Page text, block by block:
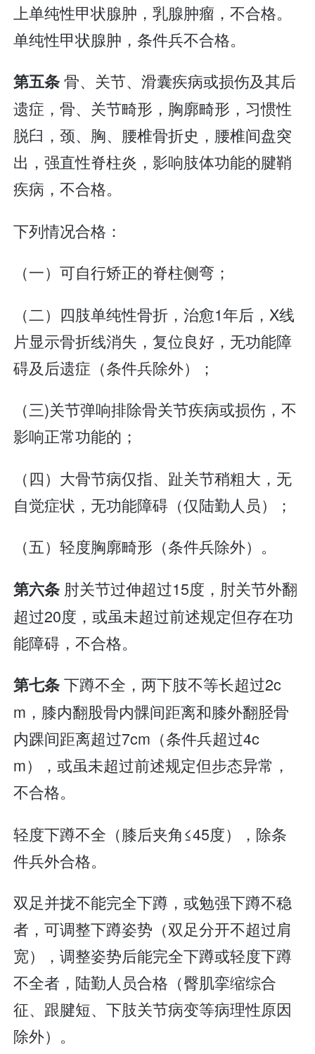
上单纯性甲状腺肿，乳腺肿瘤，不合格。
单纯性甲状腺肿，条件兵不合格。
第五条骨、关节、滑囊疾病或损伤及其后
遗症，骨、关节畸形，胸廓畸形，习惯性
脱臼，颈、胸、腰椎骨折史，腰椎间盘突
出，强直性脊柱炎，影响肢体功能的腱鞘
疾病，不合格。
下列情况合格：
（一）可自行矫正的脊柱侧弯；
（二）四肢单纯性骨折，治愈1年后，X线
片显示骨折线消失，复位良好，无功能障
碍及后遗症（条件兵除外）；
（三)关节弹响排除骨关节疾病或损伤，不
影响正常功能的；
（四）大骨节病仅指、趾关节稍粗大，无
自觉症状，无功能障碍（仅陆勤人员）；
（五）轻度胸廓畸形（条件兵除外）。
第六条 肘关节过伸超过15度，肘关节外翻
超过20度，或虽未超过前述规定但存在功
能障碍，不合格。
第七条下蹲不全，两下肢不等长超过2c
m，膝内翻股骨内髁间距离和膝外翻胫骨
内踝间距离超过7cm（条件兵超过4c
m），或虽未超过前述规定但步态异常，
不合格。
轻度下蹲不全（膝后夹角≤45度），除条
件兵外合格。
双足并拢不能完全下蹲，或勉强下蹲不稳
者，可调整下蹲姿势（双足分开不超过肩
宽），调整姿势后能完全下蹲或轻度下蹲
不全者，陆勤人员合格（臀肌挛缩综合
征、跟腱短、下肢关节病变等病理性原因
除外）。